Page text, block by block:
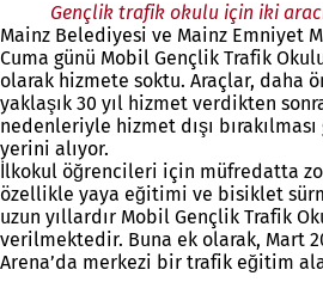
Gençlik trafik okulu için iki
Mainz Belediyesi ve Mainz Emniyet
Cuma günü Mobil Gençlik Trafik
olarak hizmete soktu. Araçlar, daha
yaklaşık 30 yıl hizmet verdikten
nedenleriyle hizmet dışı
yerini alıyor.
İlkokul öğrencileri için müfredatta
özellikle yaya eğitimi ve bisiklet
uzun yıllardır Mobil Gençlik Trafik
verilmektedir. Buna ek olarak, Mart
Arena’da merkezi bir trafik eğitim